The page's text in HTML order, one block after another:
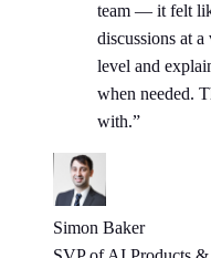
team — it felt
discussions at
level and
when needed.
with.”
Simon Baker